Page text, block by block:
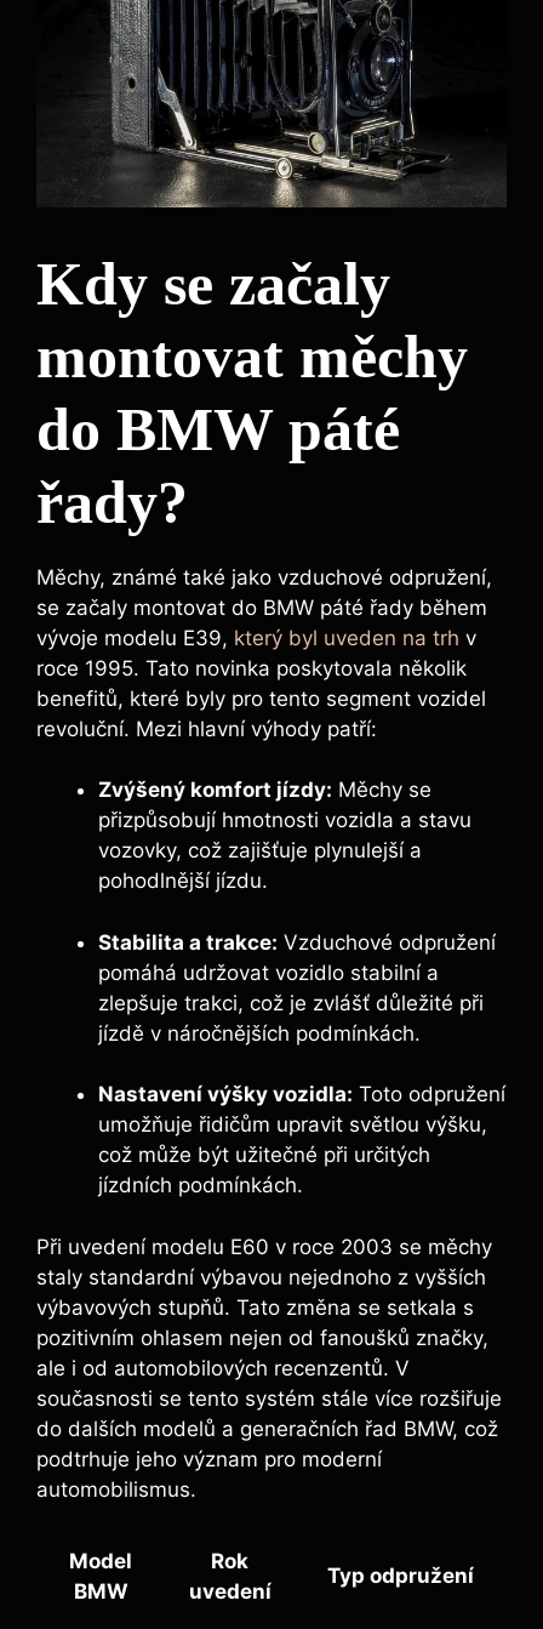
Kdy se začaly
montovat měchy
do BMW páté
řady?
Měchy, známé také jako vzduchové ‍odpružení,
se začaly montovat do BMW páté řady během
vývoje modelu E39, který byl uveden na trh v
roce 1995. Tato novinka poskytovala několik
benefitů, které byly pro tento segment vozidel
revoluční. Mezi hlavní výhody patří:
Zvýšený komfort ‍jízdy: Měchy se
přizpůsobují hmotnosti vozidla a stavu ​
vozovky, což zajišťuje plynulejší a
pohodlnější jízdu.
Stabilita a trakce: Vzduchové odpružení ​
pomáhá udržovat ⁤vozidlo stabilní a
zlepšuje ‌trakci, ‌což je zvlášť důležité při
jízdě v⁣ náročnějších ⁤podmínkách.
Nastavení⁤ výšky vozidla: Toto odpružení
umožňuje řidičům upravit světlou výšku,
což může být užitečné při‍ určitých
jízdních podmínkách.
Při uvedení modelu E60 v roce⁤ 2003 se měchy
staly standardní výbavou nejednoho⁢ z vyšších‍
výbavových stupňů. Tato změna se setkala s
⁢pozitivním ohlasem nejen od fanoušků značky,
ale i od automobilových recenzentů. V
současnosti se tento systém stále ⁤více rozšiřuje
do dalších modelů a generačních řad BMW, což⁣
podtrhuje jeho význam pro moderní
automobilismus.
Model
BMW
Rok
uvedení
Typ odpružení